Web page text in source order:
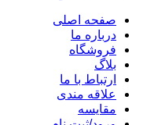
صفحه اصلی
درباره ما
فروشگاه
بلاگ
ارتباط با ما
علاقه مندی
مقایسه